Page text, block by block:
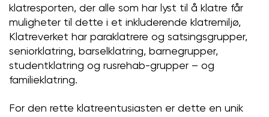
klatresporten, der alle som har lyst til å klatre får
muligheter til dette i et inkluderende klatremiljø,
Klatreverket har paraklatrere og satsingsgrupper,
seniorklatring, barselklatring, barnegrupper,
studentklatring og rusrehab-grupper – og
familieklatring.
For den rette klatreentusiasten er dette en unik